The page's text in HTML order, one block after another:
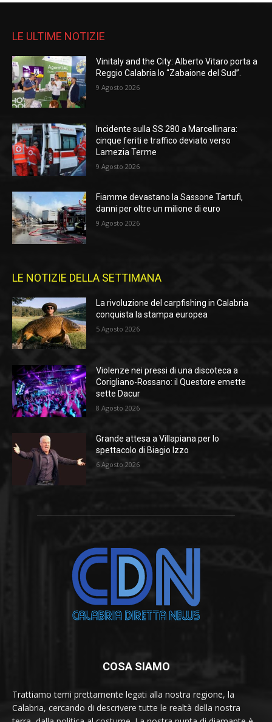
LE ULTIME NOTIZIE
Vinitaly and the City: Alberto Vitaro porta a
Reggio Calabria lo “Zabaione del Sud”.
9 Agosto 2026
Incidente sulla SS 280 a Marcellinara:
cinque feriti e traffico deviato verso
Lamezia Terme
9 Agosto 2026
Fiamme devastano la Sassone Tartufi,
danni per oltre un milione di euro
9 Agosto 2026
LE NOTIZIE DELLA SETTIMANA
La rivoluzione del carpfishing in Calabria
conquista la stampa europea
5 Agosto 2026
Violenze nei pressi di una discoteca a
Corigliano-Rossano: il Questore emette
sette Dacur
8 Agosto 2026
Grande attesa a Villapiana per lo
spettacolo di Biagio Izzo
6 Agosto 2026
COSA SIAMO
Trattiamo temi prettamente legati alla nostra regione, la
Calabria, cercando di descrivere tutte le realtà della nostra